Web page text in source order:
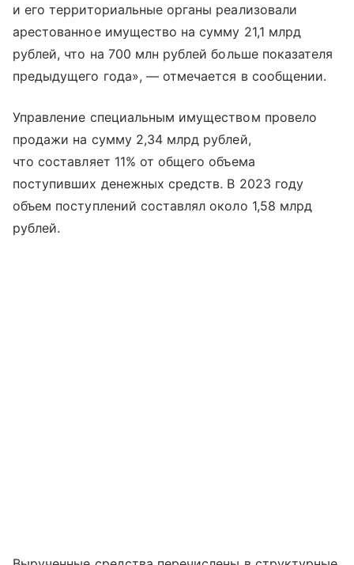
и его территориальные органы реализовали
арестованное имущество на сумму 21,1 млрд
рублей, что на 700 млн рублей больше показателя
предыдущего года», — отмечается в сообщении.
Управление специальным имуществом провело
продажи на сумму 2,34 млрд рублей,
что составляет 11% от общего объема
поступивших денежных средств. В 2023 году
объем поступлений составлял около 1,58 млрд
рублей.